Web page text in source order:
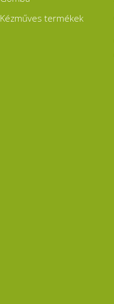
Kézműves termékek